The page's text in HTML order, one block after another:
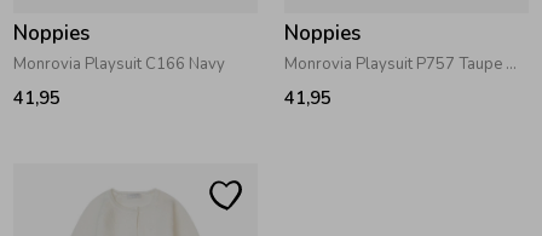
Noppies
Monrovia Playsuit C166 Navy
41,95
Noppies
Monrovia Playsuit P757 Taupe Melange
41,95